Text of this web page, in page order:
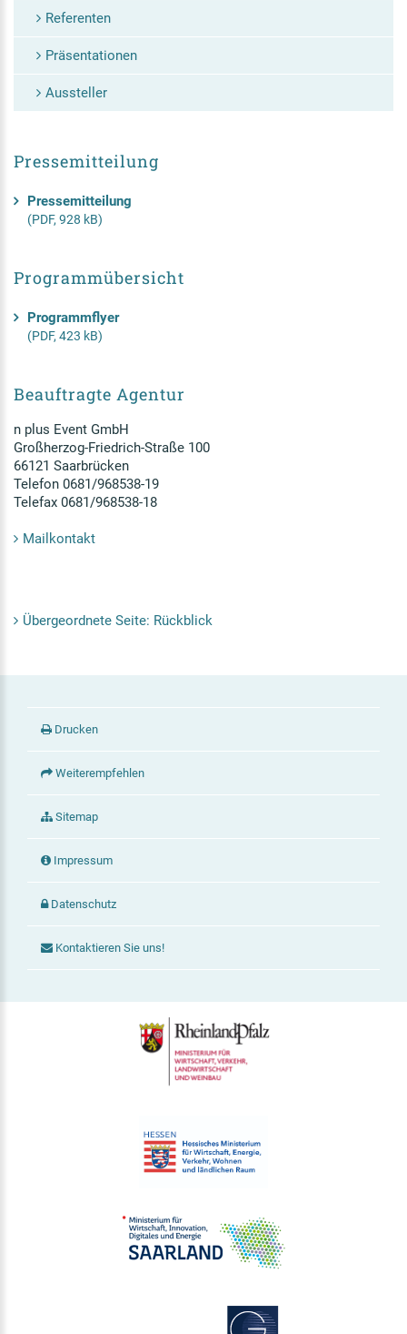
Referenten
Präsentationen
Aussteller
Pressemitteilung
Pressemitteilung
(PDF, 928 kB)
Programmübersicht
Programmflyer
(PDF, 423 kB)
Beauftragte Agentur
n plus Event GmbH
Großherzog-Friedrich-Straße 100
66121 Saarbrücken
Telefon 0681/968538-19
Telefax 0681/968538-18
Mailkontakt
Übergeordnete Seite: Rückblick
Drucken
Weiterempfehlen
Sitemap
Impressum
Datenschutz
Kontaktieren Sie uns!